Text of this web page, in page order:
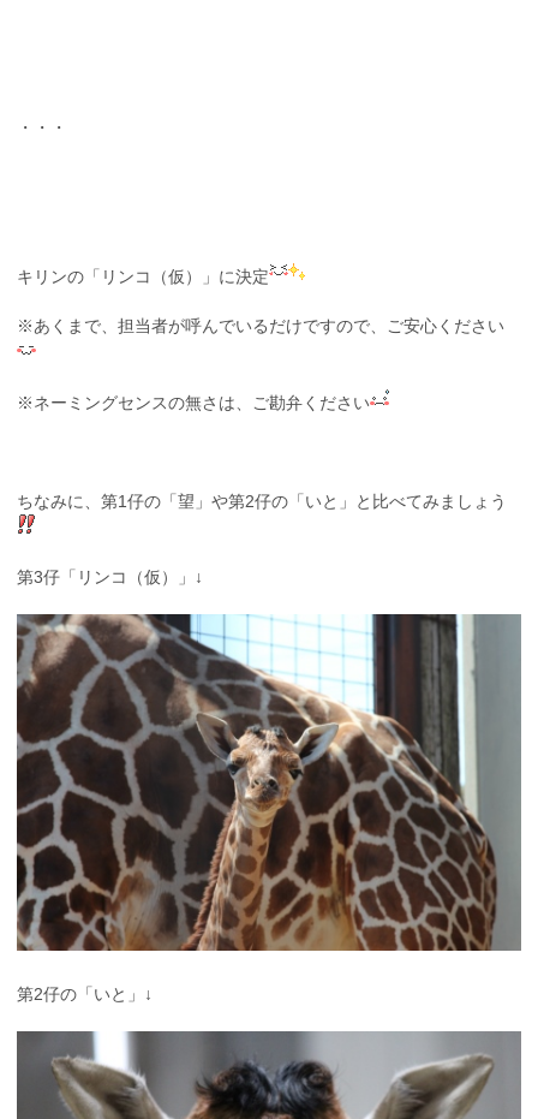
・・・
キリンの「リンコ（仮）」に決定
※あくまで、担当者が呼んでいるだけですので、ご安心ください
※ネーミングセンスの無さは、ご勘弁ください
ちなみに、第1仔の「望」や第2仔の「いと」と比べてみましょう
第3仔「リンコ（仮）」↓
第2仔の「いと」↓